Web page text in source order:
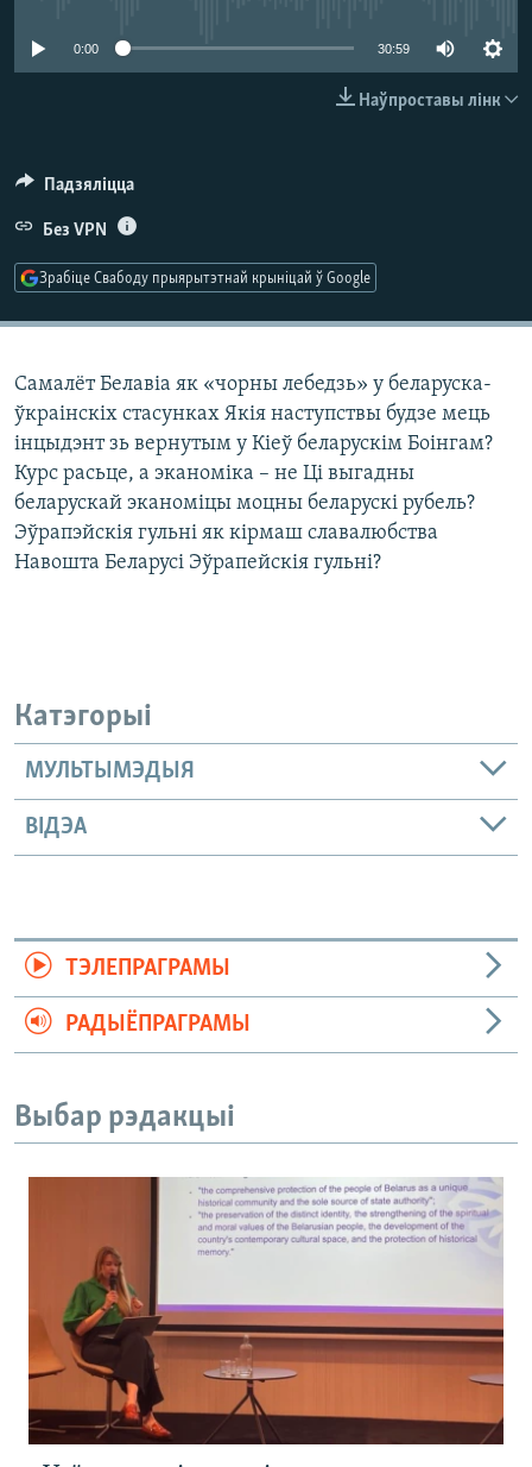
КАЛЯНДАР
НА ХВАЛЯХ СВАБОДЫ
0:00 30:59
Наўпроставы лінк
Падзяліцца
Без VPN
Зрабіце Свабоду прыярытэтнай крыніцай ў Google
Самалёт Белавіа як «чорны лебедзь» у беларуска-
ўкраінскіх стасунках Якія наступствы будзе мець
інцыдэнт зь вернутым у Кіеў беларускім Боінгам?
Курс расьце, а эканоміка – не Ці выгадны
беларускай эканоміцы моцны беларускі рубель?
Эўрапэйскія гульні як кірмаш славалюбства
Навошта Беларусі Эўрапейскія гульні?
Катэгорыі
МУЛЬТЫМЭДЫЯ
ВІДЭА
ТЭЛЕПРАГРАМЫ
РАДЫЁПРАГРАМЫ
Выбар рэдакцыі